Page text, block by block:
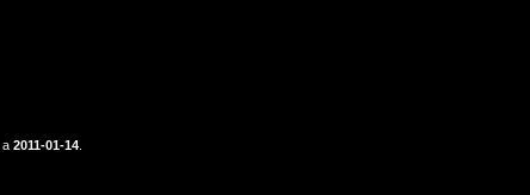
a 2011-01-14